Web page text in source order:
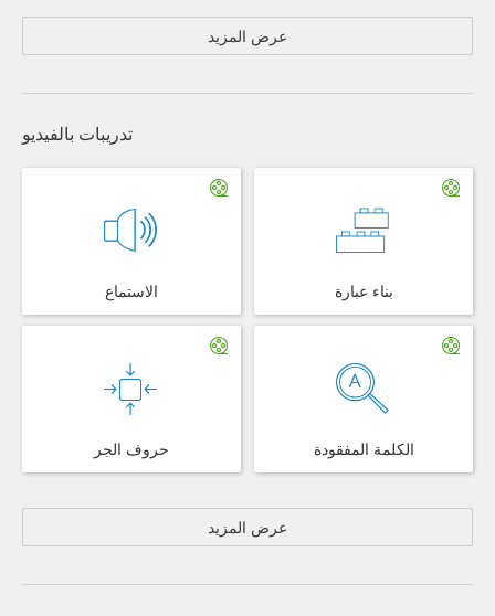
عرض المزيد
تدريبات بالفيديو
الاستماع بناء عبارة
حروف الجر الكلمة المفقودة
عرض المزيد